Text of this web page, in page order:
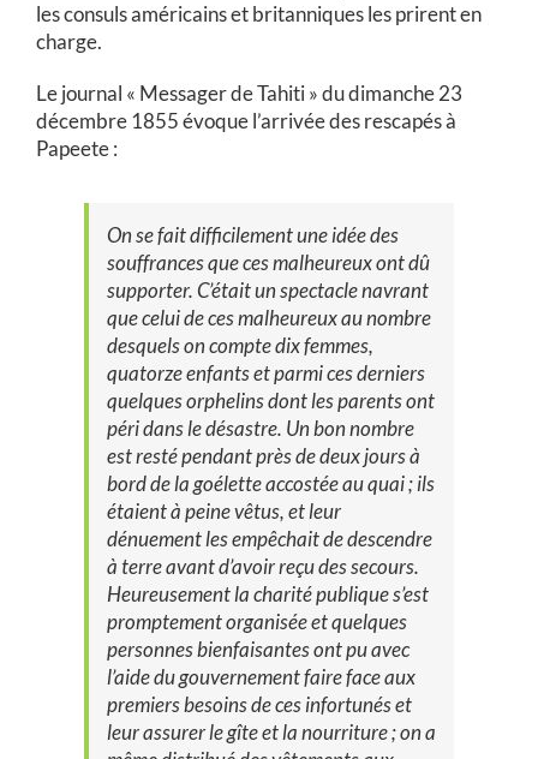
les consuls américains et britanniques les prirent en
charge.
Le journal « Messager de Tahiti » du dimanche 23
décembre 1855 évoque l’arrivée des rescapés à
Papeete :
On se fait difficilement une idée des
souffrances que ces malheureux ont dû
supporter. C’était un spectacle navrant
que celui de ces malheureux au nombre
desquels on compte dix femmes,
quatorze enfants et parmi ces derniers
quelques orphelins dont les parents ont
péri dans le désastre. Un bon nombre
est resté pendant près de deux jours à
bord de la goélette accostée au quai ; ils
étaient à peine vêtus, et leur
dénuement les empêchait de descendre
à terre avant d’avoir reçu des secours.
Heureusement la charité publique s’est
promptement organisée et quelques
personnes bienfaisantes ont pu avec
l’aide du gouvernement faire face aux
premiers besoins de ces infortunés et
leur assurer le gîte et la nourriture ; on a